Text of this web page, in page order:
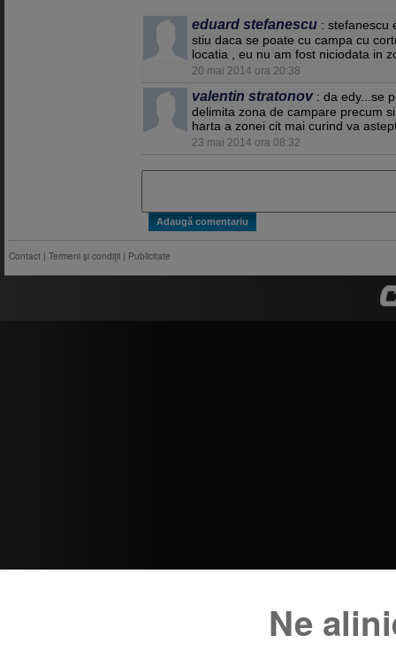
Ne
eduard stefanescu : stefanescu
stiu daca se poate cu campa cu
locatia , eu nu am fost niciodata in
20 mai 2014 ora 20:38
valentin stratonov: da edy...se
delimita zona de campare precum
harta a zonei cit mai curind va
23 mai 2014 ora 08:32
Contact | Termeni şi condiţii | Publicitate